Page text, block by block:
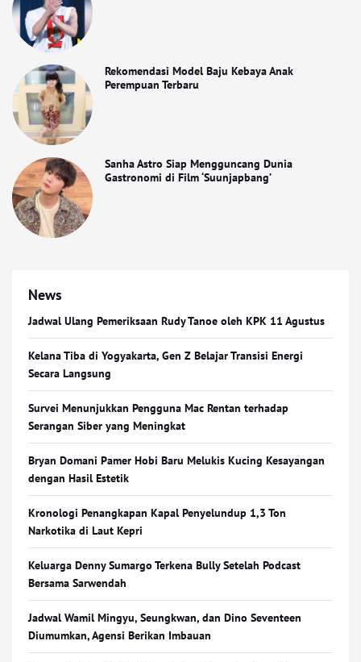
Rekomendasi Model Baju Kebaya Anak
Perempuan Terbaru
Sanha Astro Siap Mengguncang Dunia
Gastronomi di Film ‘Suunjapbang’
News
Jadwal Ulang Pemeriksaan Rudy Tanoe oleh KPK 11 Agustus
Kelana Tiba di Yogyakarta, Gen Z Belajar Transisi Energi
Secara Langsung
Survei Menunjukkan Pengguna Mac Rentan terhadap
Serangan Siber yang Meningkat
Bryan Domani Pamer Hobi Baru Melukis Kucing Kesayangan
dengan Hasil Estetik
Kronologi Penangkapan Kapal Penyelundup 1,3 Ton
Narkotika di Laut Kepri
Keluarga Denny Sumargo Terkena Bully Setelah Podcast
Bersama Sarwendah
Jadwal Wamil Mingyu, Seungkwan, dan Dino Seventeen
Diumumkan, Agensi Berikan Imbauan